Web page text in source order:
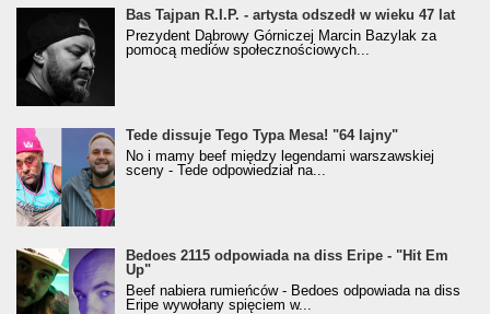
Bas Tajpan R.I.P. - artysta odszedł w wieku 47 lat
Prezydent Dąbrowy Górniczej Marcin Bazylak za
pomocą mediów społecznościowych...
Tede dissuje Tego Typa Mesa! "64 lajny"
No i mamy beef między legendami warszawskiej
sceny - Tede odpowiedział na...
Bedoes 2115 odpowiada na diss Eripe - "Hit Em
Up"
Beef nabiera rumieńców - Bedoes odpowiada na diss
Eripe wywołany spięciem w...